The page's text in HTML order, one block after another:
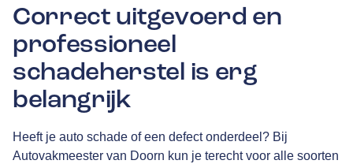
Correct uitgevoerd en
professioneel
schadeherstel is erg
belangrijk
Heeft je auto schade of een defect onderdeel? Bij
Autovakmeester van Doorn kun je terecht voor alle soorten